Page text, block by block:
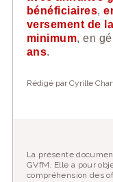
bénéficiaires,
versement de
minimum, en
ans.
Rédigé par Cyrille
La présente
GVfM. Elle a pour
compréhension des